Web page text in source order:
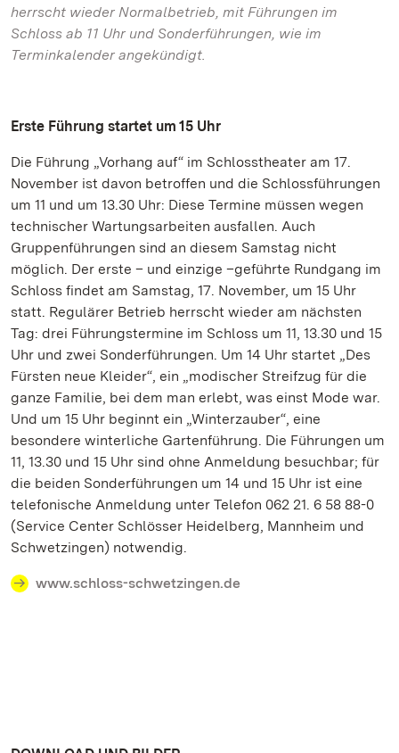
herrscht wieder Normalbetrieb, mit Führungen im
Schloss ab 11 Uhr und Sonderführungen, wie im
Terminkalender angekündigt.
Erste Führung startet um 15 Uhr
Die Führung „Vorhang auf“ im Schlosstheater am 17.
November ist davon betroffen und die Schlossführungen
um 11 und um 13.30 Uhr: Diese Termine müssen wegen
technischer Wartungsarbeiten ausfallen. Auch
Gruppenführungen sind an diesem Samstag nicht
möglich. Der erste – und einzige –geführte Rundgang im
Schloss findet am Samstag, 17. November, um 15 Uhr
statt. Regulärer Betrieb herrscht wieder am nächsten
Tag: drei Führungstermine im Schloss um 11, 13.30 und 15
Uhr und zwei Sonderführungen. Um 14 Uhr startet „Des
Fürsten neue Kleider“, ein „modischer Streifzug für die
ganze Familie, bei dem man erlebt, was einst Mode war.
Und um 15 Uhr beginnt ein „Winterzauber“, eine
besondere winterliche Gartenführung. Die Führungen um
11, 13.30 und 15 Uhr sind ohne Anmeldung besuchbar; für
die beiden Sonderführungen um 14 und 15 Uhr ist eine
telefonische Anmeldung unter Telefon 062 21. 6 58 88-0
(Service Center Schlösser Heidelberg, Mannheim und
Schwetzingen) notwendig.
www.schloss-schwetzingen.de